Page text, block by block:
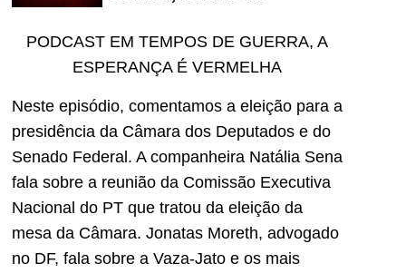
PODCAST EM TEMPOS DE GUERRA, A
ESPERANÇA É VERMELHA
Neste episódio, comentamos a eleição para a
presidência da Câmara dos Deputados e do
Senado Federal. A companheira Natália Sena
fala sobre a reunião da Comissão Executiva
Nacional do PT que tratou da eleição da
mesa da Câmara. Jonatas Moreth, advogado
no DF, fala sobre a Vaza-Jato e os mais